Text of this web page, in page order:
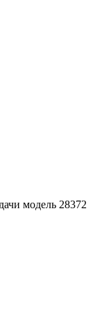
модель 28372